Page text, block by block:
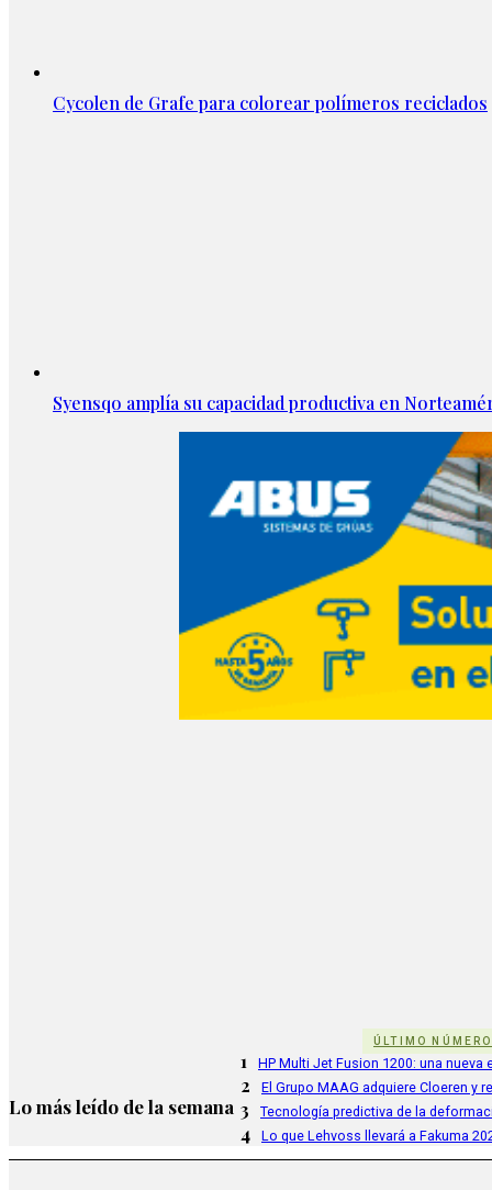
Cycolen de Grafe para colorear polímeros reciclados
Syensqo amplía su capacidad productiva en
ÚLTIMO NÚMERO
Lo más leído de la semana
1 HP Multi Jet Fusion 1200: una
2 El Grupo MAAG adquiere Cloeren
3 Tecnología predictiva de la
4 Lo que Lehvoss llevará a Fakuma